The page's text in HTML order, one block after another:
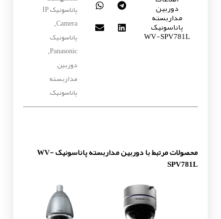
دوربین
مداربسته
پاناسونیک
WV-SPV781L
پاناسونیک IP
Camera
پاناسونیک
Panasonic
دوربین
مداربسته
پاناسونیک
محصولات مرتبط با دوربین مداربسته پاناسونیک WV-
SPV781L